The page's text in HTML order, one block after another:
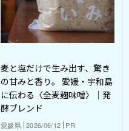
麦と塩だけで生み出す、驚き
の甘みと香り。 愛媛・宇和島
に伝わる〈全麦麹味噌〉｜発
酵ブレンド
愛媛県 2026/06/12 PR